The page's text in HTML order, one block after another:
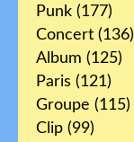
Punk (177)
Concert (136)
Album (125)
Paris (121)
Groupe (115)
Clip (99)